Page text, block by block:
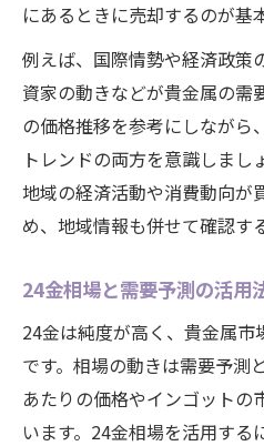
にあるときに売却するのが基
例えば、国際情勢や経済政策
資家の動きなどが貴金属の需
の価格推移を参考にしながら
トレンドの両方を意識しまし
地域の経済活動や消費動向が
め、地域情報も併せて確認す
24金相場と需要予測の活用
24金は純度が高く、貴金属
です。相場の動きは需要予測
あたりの価格やインゴットの
います。24金相場を活用す